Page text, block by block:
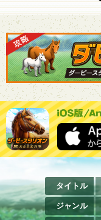
タイトル
ジャンル